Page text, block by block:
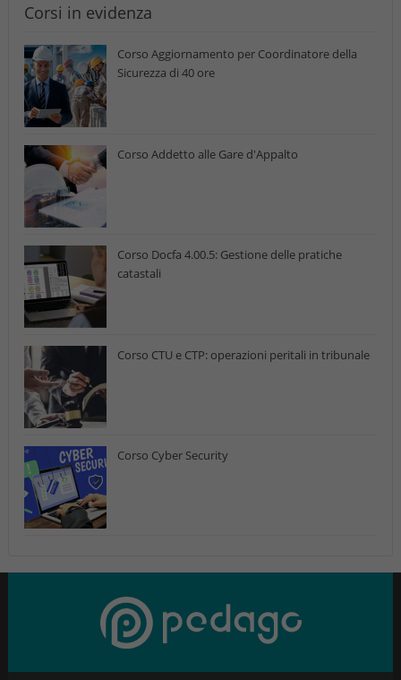
Corsi in evidenza
Corso Aggiornamento per Coordinatore della
Sicurezza di 40 ore
Corso Addetto alle Gare d'Appalto
Corso Docfa 4.00.5: Gestione delle pratiche
catastali
Corso CTU e CTP: operazioni peritali in tribunale
Corso Cyber Security